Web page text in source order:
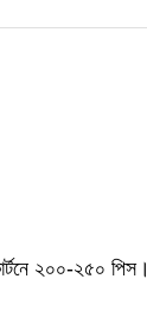
২০০-২৫০ পিস।